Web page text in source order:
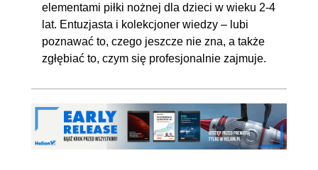
elementami piłki nożnej dla dzieci w wieku 2-4
lat. Entuzjasta i kolekcjoner wiedzy – lubi
poznawać to, czego jeszcze nie zna, a także
zgłębiać to, czym się profesjonalnie zajmuje.